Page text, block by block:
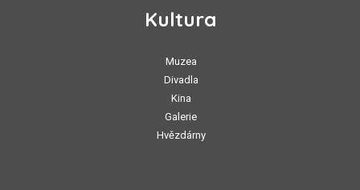
Kultura
Muzea
Divadla
Kina
Galerie
Hvězdárny